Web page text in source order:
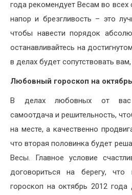
года рекомендует Весам во всех
напор и брезгливость – это
чтобы навести порядок
останавливайтесь на
в делах будет сопутствовать
Любовный гороскоп на
В делах любовных от вас
самоотдача и решительность,
на месте, а качественно
что вторая половинка будет
Весы. Главное условие
договориться на берегу, что
гороскоп на октябрь 2012